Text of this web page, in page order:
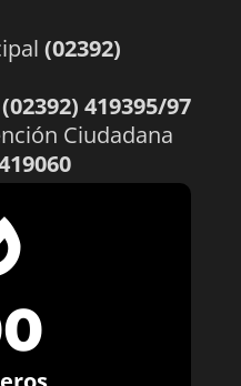
(02392)
(02392) 419395/97
Ciudadana